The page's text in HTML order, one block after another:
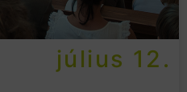
július 12.